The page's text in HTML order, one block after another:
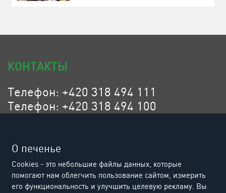
КОНТАКТЫ
Телефон: +420 318 494 111
Телефон: +420 318 494 100
Euro SITEX s.r.o.
Czech Republic
О печенье
Cookies - это небольшие файлы данных, которые
помогают нам облегчить пользование сайтом, измерить
его функциональность и улучшить целевую рекламу. Вы